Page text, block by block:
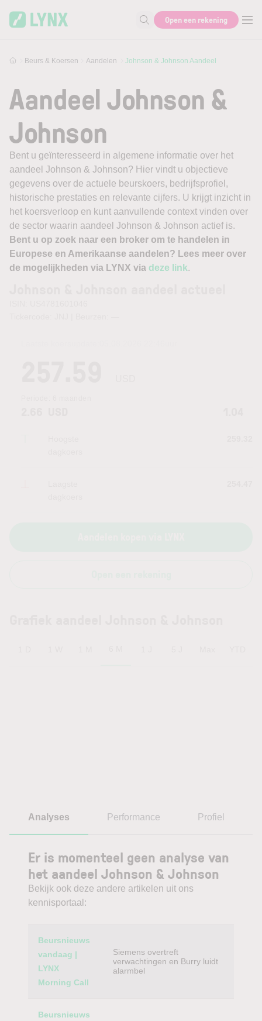
Zoek naar informatie
Open een rekening
Beurs & Koersen Aandelen Johnson & Johnson Aandeel
Aandeel Johnson &
Johnson
Bent u geïnteresseerd in algemene informatie over het
aandeel Johnson & Johnson? Hier vindt u objectieve
gegevens over de actuele beurskoers, bedrijfsprofiel,
historische prestaties en relevante cijfers. U krijgt inzicht in
het koersverloop en kunt aanvullende context vinden over
de sector waarin aandeel Johnson & Johnson actief is.
Bent u op zoek naar een broker om te handelen in
Europese en Amerikaanse aandelen? Lees meer over
de mogelijkheden via LYNX via deze link.
Analyses Performance Profiel
Er is momenteel geen analyse van
het aandeel Johnson & Johnson
Bekijk ook deze andere artikelen uit ons
kennisportaal:
Category
Beursnieuws
vandaag |
LYNX
Morning Call
Siemens overtreft
verwachtingen en Burry luidt
alarmbel
Beursnieuws